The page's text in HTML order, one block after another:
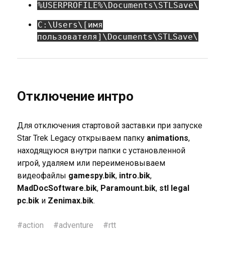
%USERPROFILE%\Documents\STLSave\
C:\Users\[имя
пользователя]\Documents\STLSave\
Отключение интро
Для отключения стартовой заставки при запуске
Star Trek Legacy открываем папку animations,
находящуюся внутри папки с установленной
игрой, удаляем или переименовываем
видеофайлы gamespy.bik, intro.bik,
MadDocSoftware.bik, Paramount.bik, stl legal
pc.bikи Zenimax.bik.
#action #adventure #rtt